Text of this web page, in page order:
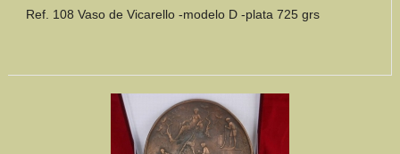
Ref. 108 Vaso de Vicarello -modelo D -plata 725 grs